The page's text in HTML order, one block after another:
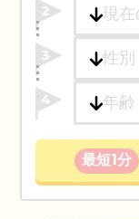
2
3
4
最短1分